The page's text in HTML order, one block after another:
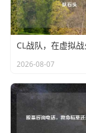
2026-08-07